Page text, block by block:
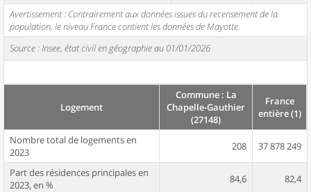
Avertissement : Contrairement aux données issues du recensement de la
population, le niveau France contient les données de Mayotte.
Source : Insee, état civil en géographie au 01/01/2026
Logement
Commune : La
Chapelle-Gauthier
(27148)
France
entière (1)
Nombre total de logements en
2023
208 37 878 249
Part des résidences principales en
2023, en %
84,6 82,4